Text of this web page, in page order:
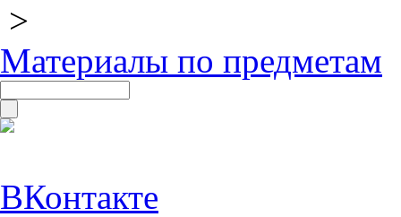
>
Материалы по предметам
ВКонтакте